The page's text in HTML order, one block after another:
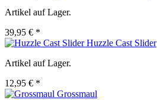
Artikel auf Lager.
39,95 € *
Huzzle Cast Slider
Artikel auf Lager.
12,95 € *
Grossmaul